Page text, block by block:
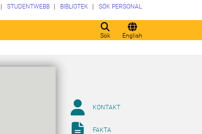
Sök English
STUDENTWEBB BIBLIOTEK SÖK PERSONAL
KONTAKT
FAKTA